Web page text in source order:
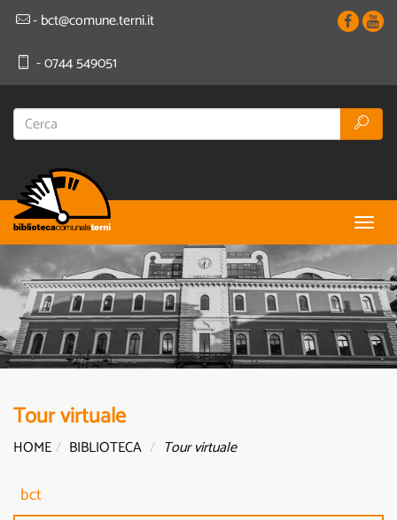
- bct@comune.terni.it
- 0744 549051
Tour virtuale
HOME BIBLIOTECA Tour virtuale
bct